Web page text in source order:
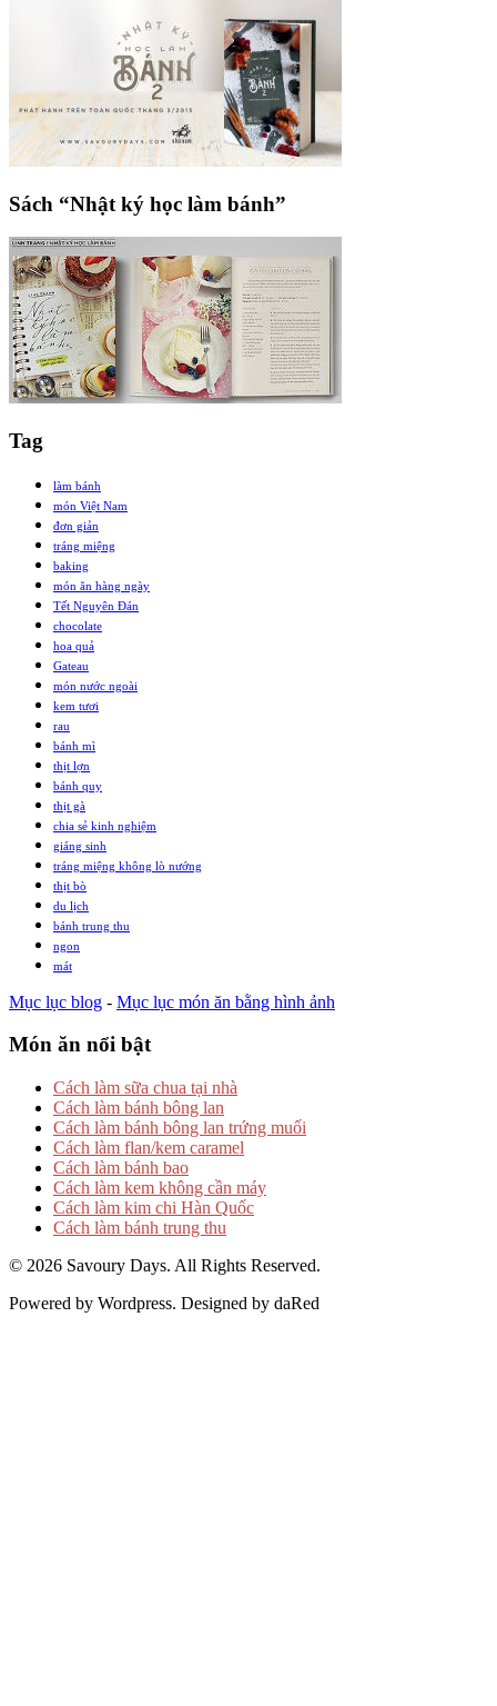
Sách “Nhật ký học làm bánh”
Tag
làm bánh
món Việt Nam
đơn giản
tráng miệng
baking
món ăn hàng ngày
Tết Nguyên Đán
chocolate
hoa quả
Gateau
món nước ngoài
kem tươi
rau
bánh mì
thịt lợn
bánh quy
thịt gà
chia sẻ kinh nghiệm
giáng sinh
tráng miệng không lò nướng
thịt bò
du lịch
bánh trung thu
ngon
mát
Mục lục blog - Mục lục món ăn bằng hình ảnh
Món ăn nổi bật
Cách làm sữa chua tại nhà
Cách làm bánh bông lan
Cách làm bánh bông lan trứng muối
Cách làm flan/kem caramel
Cách làm bánh bao
Cách làm kem không cần máy
Cách làm kim chi Hàn Quốc
Cách làm bánh trung thu
© 2026 Savoury Days. All Rights Reserved.
Powered by Wordpress. Designed by daRed